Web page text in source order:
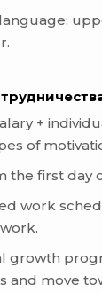
+
of
the first day
work
growth
and move